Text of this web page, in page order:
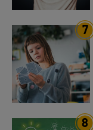
7
8